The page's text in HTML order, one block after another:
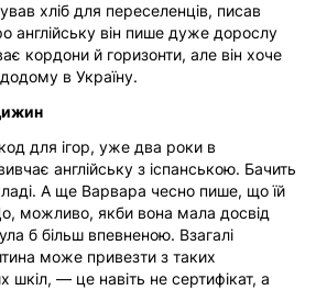
хліб для переселенців, писав
англійську він пише дуже дорослу
кордони й горизонти, але він хоче
в Україну.
для ігор, уже два роки в
англійську з іспанською. Бачить
А ще Варвара чесно пише, що їй
можливо, якби вона мала досвід
б більш впевненою. Взагалі
може привезти з таких
— це навіть не сертифікат, а